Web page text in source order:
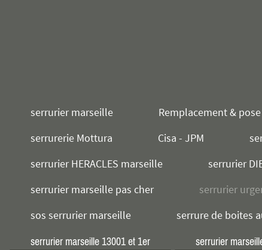
serrurier marseille Remplacement & pose
serrurerie Mottura
Cisa - JPM
serrurier HERACLES marseille
serrurier
serrurier marseille pas cher
serrurier
sos serrurier marseille
serrure de boites
serrurier marseille 13001 et 1er serrurier